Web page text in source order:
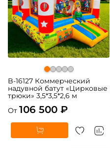
B-16127 Коммерческий
надувной батут «Цирковые
трюки» 3,5*3,5*2,6 м
От 106 500 ₽